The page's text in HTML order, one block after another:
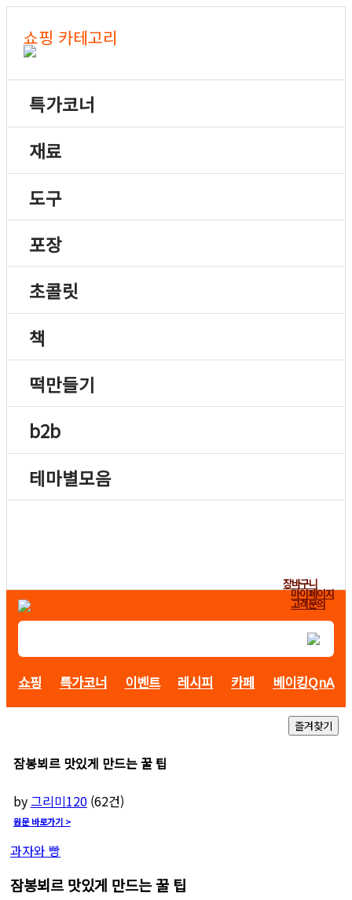
쇼핑 카테고리
특가코너
재료
도구
포장
초콜릿
책
떡만들기
b2b
테마별모음
장바구니
마이페이지
고객문의
쇼핑 특가코너 이벤트 레시피 카페 베이킹QnA
잠봉뵈르 맛있게 만드는 꿀 팁
by 그리미120 (62건)
원문 바로가기 >
과자와 빵
잠봉뵈르 맛있게 만드는 꿀 팁